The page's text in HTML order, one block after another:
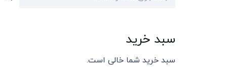
سبد خرید
سبد خرید شما خالی است.